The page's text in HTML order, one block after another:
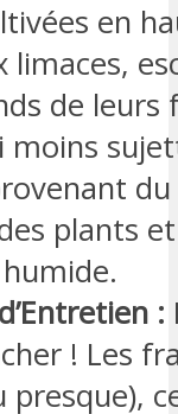
en
limaces,
de leurs
moins
du
plants
:
! Les
presque),